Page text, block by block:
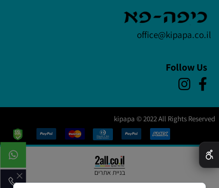
office@kipapa.co.il
Follow Us
kipapa © 2022 All Rights Reserved
בניית אתרים